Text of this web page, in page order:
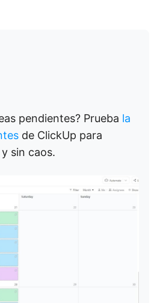
pendientes? Prueba la
de ClickUp para
sin caos.